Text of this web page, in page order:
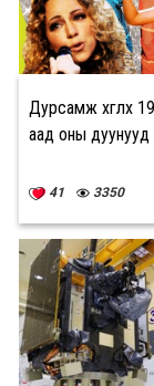
Дурсамж хөглөх
аад оны дуунууд
41 3350